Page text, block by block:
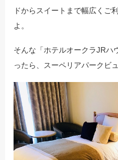
ドからスイートまで幅広くご
よ。
そんな「ホテルオークラJRハ
ったら、スーペリアパークビ